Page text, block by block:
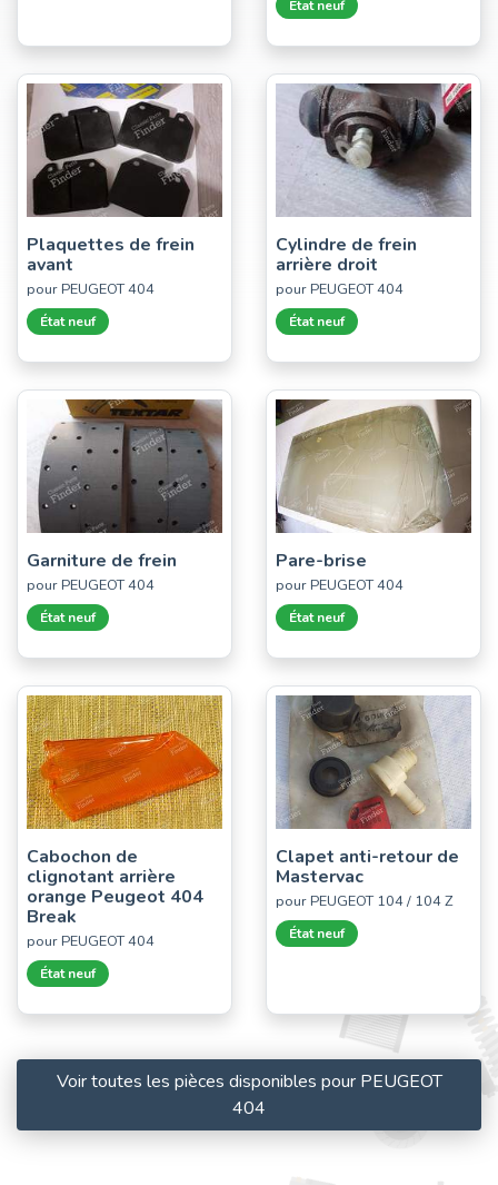
État neuf
Plaquettes de frein
avant
pour PEUGEOT 404
État neuf
Cylindre de frein
arrière droit
pour PEUGEOT 404
État neuf
Garniture de frein
pour PEUGEOT 404
État neuf
Pare-brise
pour PEUGEOT 404
État neuf
Cabochon de
clignotant arrière
orange Peugeot 404
Break
pour PEUGEOT 404
État neuf
Clapet anti-retour de
Mastervac
pour PEUGEOT 104 / 104 Z
État neuf
Voir toutes les pièces disponibles pour PEUGEOT
404